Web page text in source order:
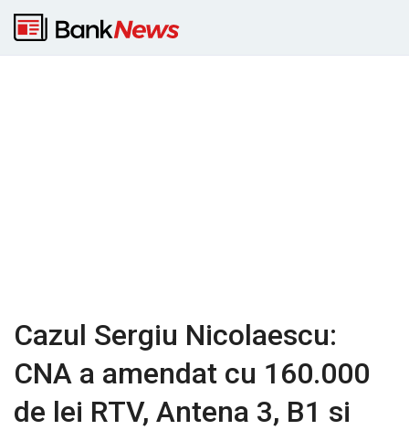
Cazul Sergiu Nicolaescu:
CNA a amendat cu 160.000
de lei RTV, Antena 3, B1 si